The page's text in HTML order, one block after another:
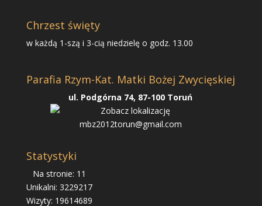
Chrzest święty
w każdą 1-szą i 3-cią niedzielę o godz. 13.00
Parafia Rzym-Kat. Matki Bożej Zwycięskiej
ul. Podgórna 74, 87-100 Toruń
mbz2012torun@gmail.com
Statystyki
Na stronie: 11
Unikalni: 3229217
Wizyty: 19614689